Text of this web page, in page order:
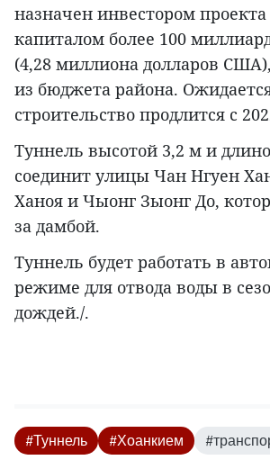
назначен инвестором
капиталом более 100
(4,28 миллиона долларов
из бюджета района.
строительство продлится с
Туннель высотой 3,2 м и
соединит улицы Чан Нгуен
Ханоя и Чыонг Зыонг До,
за дамбой.
Туннель будет работать в
режиме для отвода воды в
дождей./.
#Туннель #Хоанкием